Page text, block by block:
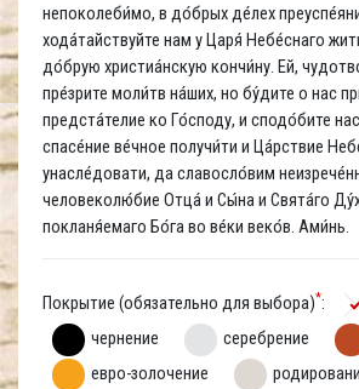
непоколеби́мо, в до́брых де́лех
хода́тайствуйте нам у Царя́ Небе́снаго
до́брую христиа́нскую кончи́ну. Ей,
пре́зрите моли́тв на́ших, но бу́дите о нас
предста́телие ко Го́споду, и сподо́бите
спасе́ние ве́чное получи́ти и Ца́рствие
унасле́довати, да славосло́вим
человеколю́бие Отца́ и Сы́на и Свята́го
покланя́емаго Бо́га во ве́ки веко́в. Ами́нь.
Покрытие (обязательно для выбора)*:
чернение
серебрение
евро-золочение